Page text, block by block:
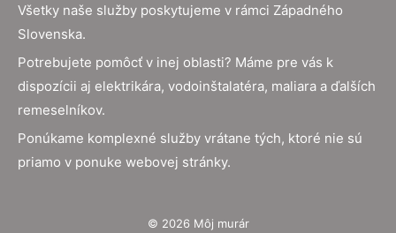
Všetky naše služby poskytujeme v rámci Západného
Slovenska.
Potrebujete pomôcť v inej oblasti? Máme pre vás k
dispozícii aj elektrikára, vodoinštalatéra, maliara a ďalších
remeselníkov.
Ponúkame komplexné služby vrátane tých, ktoré nie sú
priamo v ponuke webovej stránky.
© 2026 Môj murár